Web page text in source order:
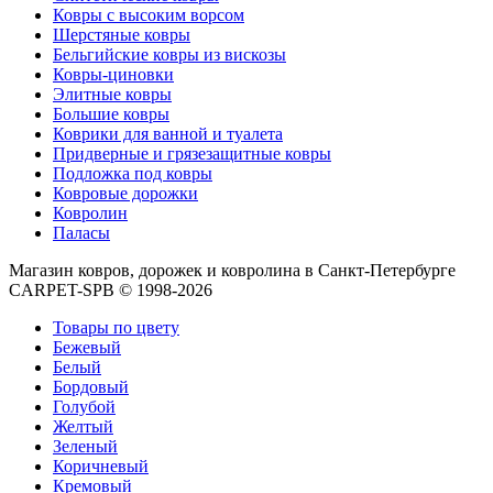
Круглые
ковры
Квадратные
ковры
Полуовальные
ковры
Восьмигранники
Дорожки
Синтетические
ковровые
дорожки
Дорожки
на
резиновой
основе
шерстяные
дорожки
Паласные
дорожки
Кремлевские
дорожки
Ковролин
Ковролин
в
Ковры с высоким ворсом
Шерстяные ковры
Бельгийские ковры из вискозы
Ковры-циновки
Элитные ковры
Большие ковры
Коврики для ванной и туалета
Придверные и грязезащитные ковры
Подложка под ковры
Ковровые дорожки
Ковролин
Паласы
Магазин ковров, дорожек и ковролина в Санкт-Петербурге
CARPET-SPB © 1998-2026
Товары по цвету
Бежевый
Белый
Бордовый
Голубой
Желтый
Зеленый
Коричневый
Кремовый